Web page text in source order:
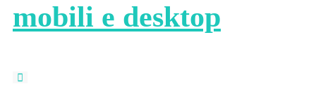
mobili e desktop